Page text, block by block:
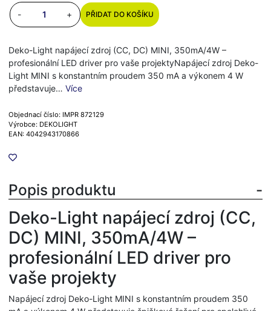
- + PŘIDAT DO KOŠÍKU
Deko-Light napájecí zdroj (CC, DC) MINI, 350mA/4W –
profesionální LED driver pro vaše projektyNapájecí zdroj Deko-
Light MINI s konstantním proudem 350 mA a výkonem 4 W
představuje… Více
Objednací číslo: IMPR 872129
Výrobce: DEKOLIGHT
EAN: 4042943170866
Popis produktu
Deko-Light napájecí zdroj (CC,
DC) MINI, 350mA/4W –
profesionální LED driver pro
vaše projekty
Napájecí zdroj Deko-Light MINI s konstantním proudem 350